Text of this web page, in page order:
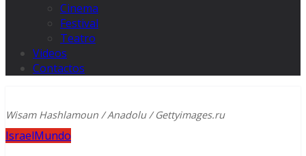
Cinema
Festival
Teatro
Videos
Contactos
Wisam Hashlamoun / Anadolu / Gettyimages.ru
IsraelMundo